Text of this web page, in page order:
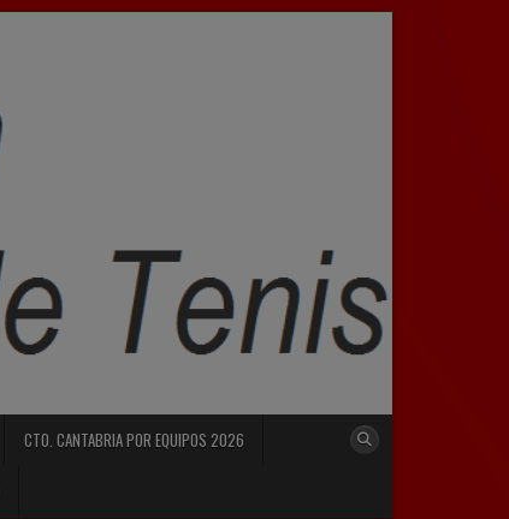
CTO. CANTABRIA POR EQUIPOS 2026